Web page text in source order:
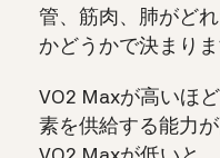
管、筋肉、肺がど
かどうかで決まりま
VO2 Maxが高いほ
素を供給する能力